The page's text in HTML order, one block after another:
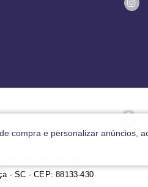
compra e personalizar anúncios,
- SC - CEP: 88133-430